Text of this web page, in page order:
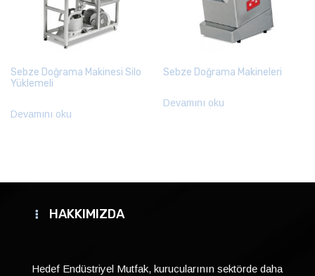
Sebze Doğrama Makinesi Silo
Yüklemeli
Devamını oku
Sebze Doğrama Makineleri
Devamını oku
HAKKIMIZDA
Hedef Endüstriyel Mutfak, kurucularının sektörde daha